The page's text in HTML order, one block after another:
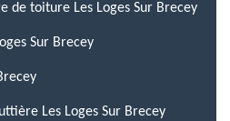
de toiture Les Loges Sur Brecey
Sur Brecey
Les Loges Sur Brecey